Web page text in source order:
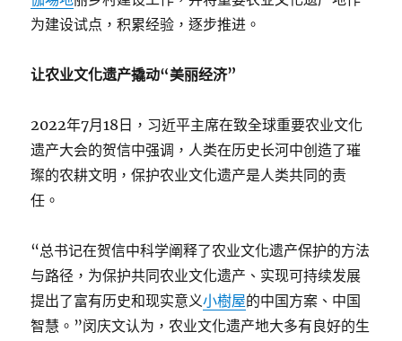
为建设试点，积累经验，逐步推进。
让农业文化遗产撬动“美丽经济”
2022年7月18日，习近平主席在致全球重要农业文化
遗产大会的贺信中强调，人类在历史长河中创造了璀
璨的农耕文明，保护农业文化遗产是人类共同的责
任。
“总书记在贺信中科学阐释了农业文化遗产保护的方法
与路径，为保护共同农业文化遗产、实现可持续发展
提出了富有历史和现实意义小樹屋的中国方案、中国
智慧。”闵庆文认为，农业文化遗产地大多有良好的生